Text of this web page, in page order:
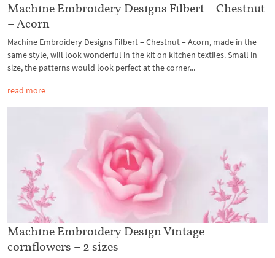
Machine Embroidery Designs Filbert – Chestnut
– Acorn
Machine Embroidery Designs Filbert – Chestnut – Acorn, made in the
same style, will look wonderful in the kit on kitchen textiles. Small in
size, the patterns would look perfect at the corner...
read more
Machine Embroidery Design Vintage
cornflowers – 2 sizes